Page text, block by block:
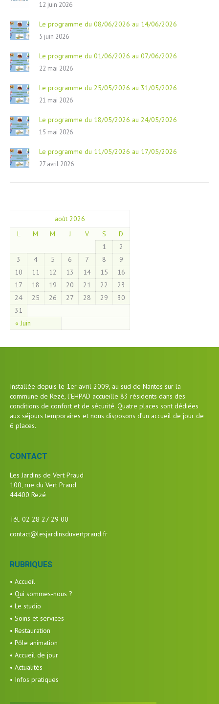
12 juin 2026
Le programme du 08/06/2026 au 14/06/2026
5 juin 2026
Le programme du 01/06/2026 au 07/06/2026
22 mai 2026
Le programme du 25/05/2026 au 31/05/2026
21 mai 2026
Le programme du 18/05/2026 au 24/05/2026
15 mai 2026
Le programme du 11/05/2026 au 17/05/2026
27 avril 2026
août 2026
L
M M J V S D
« Juin
1
2
3
4 5 6 7 8
9
10
11 12 13 14 15
16
17
18 19 20 21 22
23
24
25 26 27 28 29
30
31
Installée depuis le 1er avril 2009, au sud de Nantes sur la
commune de Rezé, l’EHPAD accueille 83 résidents dans des
conditions de confort et de sécurité. Quatre places sont dédiées
aux séjours temporaires et nous disposons d’un accueil de jour de
6 places.
CONTACT
Les Jardins de Vert Praud
100, rue du Vert Praud
44400 Rezé
Tél. 02 28 27 29 00
contact@lesjardinsduvertpraud.fr
RUBRIQUES
• Accueil
• Qui sommes-nous ?
• Le studio
• Soins et services
• Restauration
• Pôle animation
• Accueil de jour
• Actualités
• Infos pratiques